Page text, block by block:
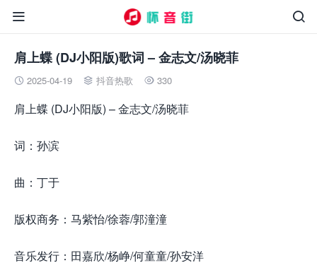


肩上蝶 (DJ小阳版)歌词 – 金志文/汤晓菲
 2025-04-19  抖音热歌  330
肩上蝶 (DJ小阳版) – 金志文/汤晓菲
词：孙滨
曲：丁于
版权商务：马紫怡/徐蓉/郭潼潼
音乐发行：田嘉欣/杨峥/何童童/孙安洋